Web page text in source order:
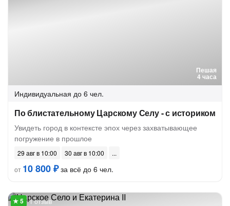
Пешая
4 часа
Индивидуальная до 6 чел.
По блистательному Царскому Селу - с историком
Увидеть город в контексте эпох через захватывающее
погружение в прошлое
29 авг в 10:00
30 авг в 10:00
от 10 800 ₽за всё до 6 чел.
1 отзыв